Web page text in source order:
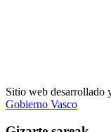
Sitio web desarrollado
Gobierno Vasco